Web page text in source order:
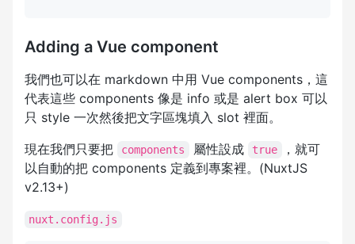
Adding a Vue component
我們也可以在 markdown 中用 Vue components，這
代表這些 components 像是 info 或是 alert box 可以
只 style 一次然後把文字區塊填入 slot 裡面。
現在我們只要把
components 屬性設成 true
，就可
以自動的把 components 定義到專案裡。(NuxtJS
v2.13+)
nuxt.config.js